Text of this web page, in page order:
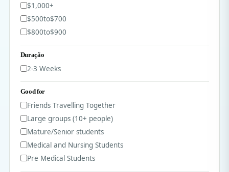
$1,000+
$500to$700
$800to$900
Duração
2-3 Weeks
Good for
Friends Travelling Together
Large groups (10+ people)
Mature/Senior students
Medical and Nursing Students
Pre Medical Students